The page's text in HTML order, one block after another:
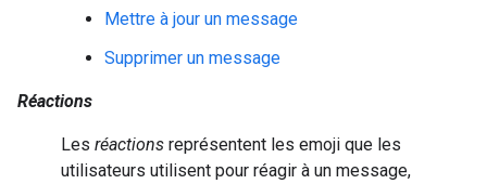
Mettre à jour un message
Supprimer un message
Réactions
Les réactions représentent les emoji que les
utilisateurs utilisent pour réagir à un message,